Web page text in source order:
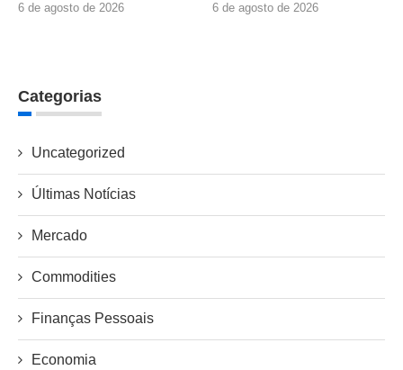
6 de agosto de 2026 6 de agosto de 2026
Categorias
Uncategorized
Últimas Notícias
Mercado
Commodities
Finanças Pessoais
Economia